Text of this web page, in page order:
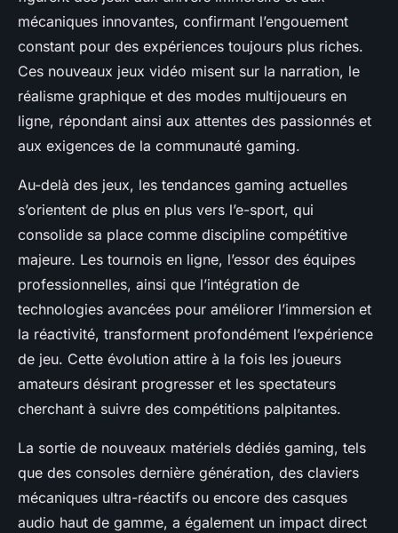
mécaniques innovantes, confirmant l’engouement
constant pour des expériences toujours plus riches.
Ces nouveaux jeux vidéo misent sur la narration, le
réalisme graphique et des modes multijoueurs en
ligne, répondant ainsi aux attentes des passionnés et
aux exigences de la communauté gaming.
Au-delà des jeux, les tendances gaming actuelles
s’orientent de plus en plus vers l’e-sport, qui
consolide sa place comme discipline compétitive
majeure. Les tournois en ligne, l’essor des équipes
professionnelles, ainsi que l’intégration de
technologies avancées pour améliorer l’immersion et
la réactivité, transforment profondément l’expérience
de jeu. Cette évolution attire à la fois les joueurs
amateurs désirant progresser et les spectateurs
cherchant à suivre des compétitions palpitantes.
La sortie de nouveaux matériels dédiés gaming, tels
que des consoles dernière génération, des claviers
mécaniques ultra-réactifs ou encore des casques
audio haut de gamme, a également un impact direct